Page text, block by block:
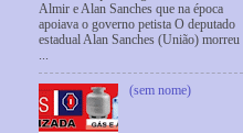
Almir e Alan Sanches que na época
apoiava o governo petista O deputado
estadual Alan Sanches (União) morreu
...
(sem nome)